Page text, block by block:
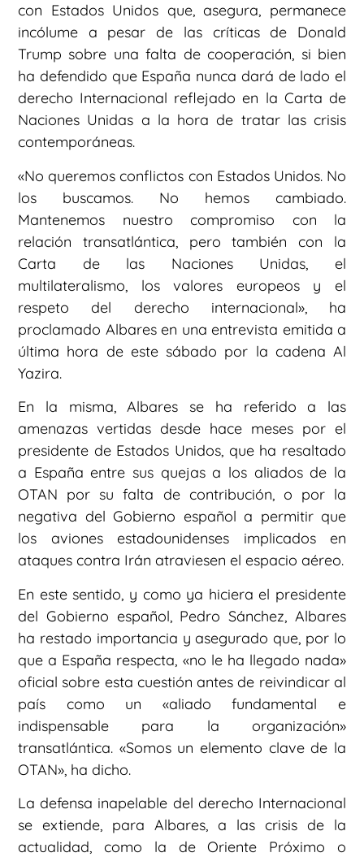
con Estados Unidos que, asegura, permanece
incólume a pesar de las críticas de Donald
Trump sobre una falta de cooperación, si bien
ha defendido que España nunca dará de lado el
derecho Internacional reflejado en la Carta de
Naciones Unidas a la hora de tratar las crisis
contemporáneas.
«No queremos conflictos con Estados Unidos. No
los buscamos. No hemos cambiado.
Mantenemos nuestro compromiso con la
relación transatlántica, pero también con la
Carta de las Naciones Unidas, el
multilateralismo, los valores europeos y el
respeto del derecho internacional», ha
proclamado Albares en una entrevista emitida a
última hora de este sábado por la cadena Al
Yazira.
En la misma, Albares se ha referido a las
amenazas vertidas desde hace meses por el
presidente de Estados Unidos, que ha resaltado
a España entre sus quejas a los aliados de la
OTAN por su falta de contribución, o por la
negativa del Gobierno español a permitir que
los aviones estadounidenses implicados en
ataques contra Irán atraviesen el espacio aéreo.
En este sentido, y como ya hiciera el presidente
del Gobierno español, Pedro Sánchez, Albares
ha restado importancia y asegurado que, por lo
que a España respecta, «no le ha llegado nada»
oficial sobre esta cuestión antes de reivindicar al
país como un «aliado fundamental e
indispensable para la organización»
transatlántica. «Somos un elemento clave de la
OTAN», ha dicho.
La defensa inapelable del derecho Internacional
se extiende, para Albares, a las crisis de la
actualidad, como la de Oriente Próximo o